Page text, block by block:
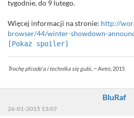
tygodnie, do 9 lutego.
Więcej informacji na stronie: http://
browser/44/winter-showdown-
[Pokaż spoiler]
Trochę pfcode'a i technika się gubi..~ Aveo, 2015
BluRaf
26-01-2015 13:07